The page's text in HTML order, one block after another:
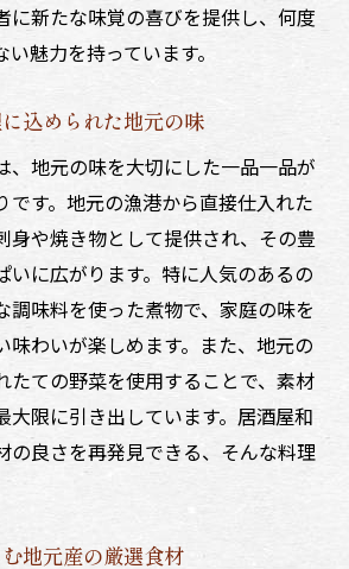
に新たな味覚の喜びを提供し、何度
魅力を持っています。
込められた地元の味
、地元の味を大切にした一品一品が
です。地元の漁港から直接仕入れた
身や焼き物として提供され、その豊
いに広がります。特に人気のあるの
調味料を使った煮物で、家庭の味を
味わいが楽しめます。また、地元の
たての野菜を使用することで、素材
大限に引き出しています。居酒屋和
の良さを再発見できる、そんな料理
地元産の厳選食材